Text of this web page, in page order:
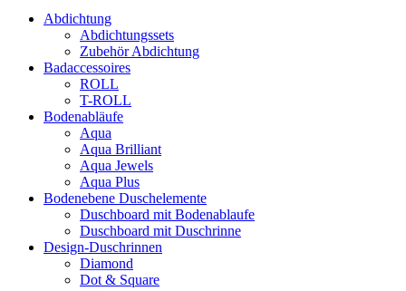
Abdichtung
Abdichtungssets
Zubehör Abdichtung
Badaccessoires
ROLL
T-ROLL
Bodenabläufe
Aqua
Aqua Brilliant
Aqua Jewels
Aqua Plus
Bodenebene Duschelemente
Duschboard mit Bodenablaufe
Duschboard mit Duschrinne
Design-Duschrinnen
Diamond
Dot & Square